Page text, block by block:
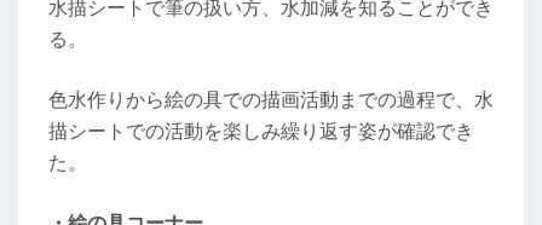
水描シートで筆の扱い方、水加減を知ることができ
る。
色水作りから絵の具での描画活動までの過程で、水
描シートでの活動を楽しみ繰り返す姿が確認でき
た。